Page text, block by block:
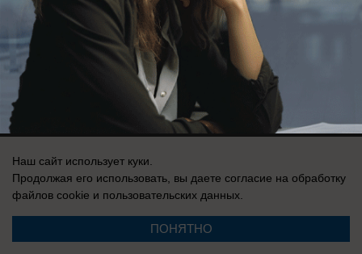
Контакты
Информация
Запись о регистрации СМИ: Эл № ФС 77-73438, выдано Федеральной
службой по надзору в сфере связи, информационных технологий и
массовых коммуникаций (Роскомнадзор) 17 августа 2018 г.
Наш сайт использует куки.
Продолжая его использовать, вы даете согласие на обработку
файлов cookie и пользовательских данных.
ПОНЯТНО